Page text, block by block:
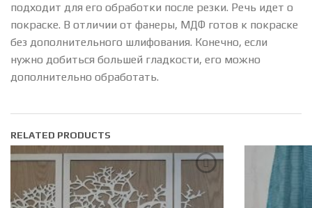
подходит для его обработки после резки. Речь идет о
покраске. В отличии от фанеры, МДФ готов к покраске
без дополнительного шлифования. Конечно, если
нужно добиться большей гладкости, его можно
дополнительно обработать.
RELATED PRODUCTS